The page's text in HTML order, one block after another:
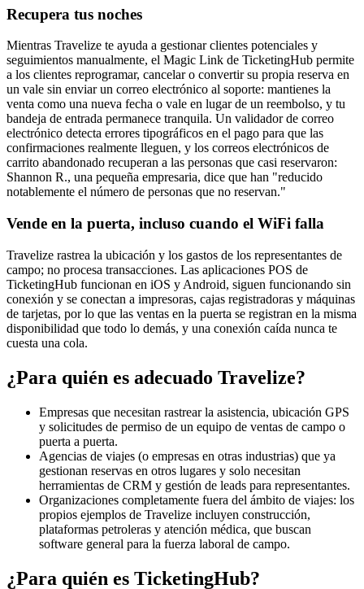
Recupera tus noches
Mientras Travelize te ayuda a gestionar clientes potenciales y
seguimientos manualmente, el Magic Link de TicketingHub permite
a los clientes reprogramar, cancelar o convertir su propia reserva en
un vale sin enviar un correo electrónico al soporte: mantienes la
venta como una nueva fecha o vale en lugar de un reembolso, y tu
bandeja de entrada permanece tranquila. Un validador de correo
electrónico detecta errores tipográficos en el pago para que las
confirmaciones realmente lleguen, y los correos electrónicos de
carrito abandonado recuperan a las personas que casi reservaron:
Shannon R., una pequeña empresaria, dice que han "reducido
notablemente el número de personas que no reservan."
Vende en la puerta, incluso cuando el WiFi falla
Travelize rastrea la ubicación y los gastos de los representantes de
campo; no procesa transacciones. Las aplicaciones POS de
TicketingHub funcionan en iOS y Android, siguen funcionando sin
conexión y se conectan a impresoras, cajas registradoras y máquinas
de tarjetas, por lo que las ventas en la puerta se registran en la misma
disponibilidad que todo lo demás, y una conexión caída nunca te
cuesta una cola.
¿Para quién es adecuado Travelize?
Empresas que necesitan rastrear la asistencia, ubicación GPS
y solicitudes de permiso de un equipo de ventas de campo o
puerta a puerta.
Agencias de viajes (o empresas en otras industrias) que ya
gestionan reservas en otros lugares y solo necesitan
herramientas de CRM y gestión de leads para representantes.
Organizaciones completamente fuera del ámbito de viajes: los
propios ejemplos de Travelize incluyen construcción,
plataformas petroleras y atención médica, que buscan
software general para la fuerza laboral de campo.
¿Para quién es TicketingHub?